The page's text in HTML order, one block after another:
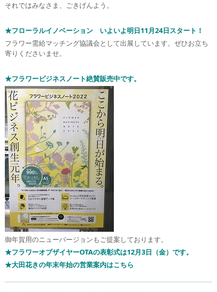
それではみなさま、ごきげんよう。
★フローラルイノベーション いよいよ明日11月24日スタート！
フラワー需給マッチング協議会として出展しています。ぜひお立ち
寄りくださいませ。
★フラワービジネスノート絶賛販売中です。
御年賀用のニューバージョンもご提案しております。
★フラワーオブザイヤーOTAの表彰式は12月3日（金）です。
★大田花きの年末年始の営業案内はこちら